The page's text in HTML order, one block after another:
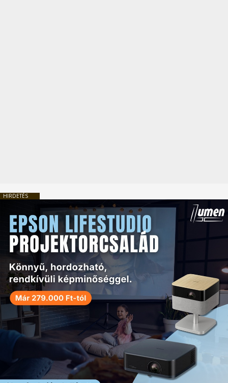
HIRDETÉS